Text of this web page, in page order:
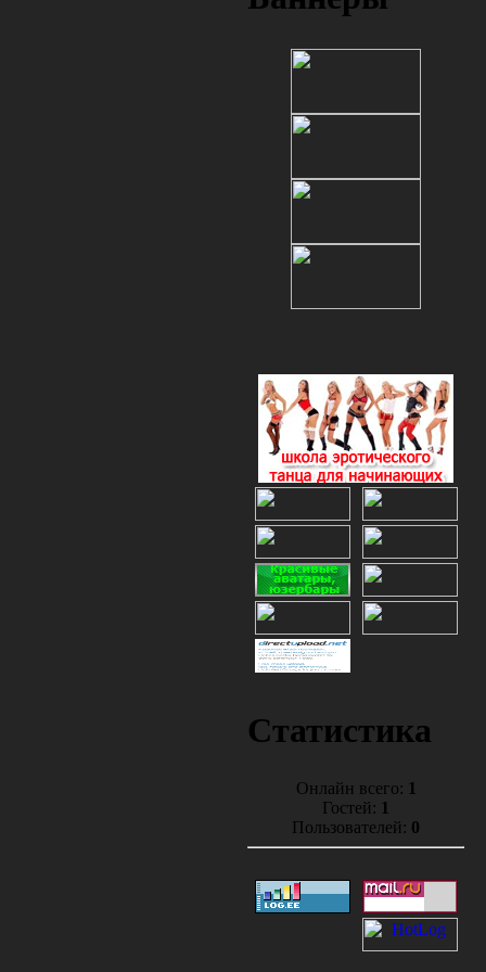
Статистика
Онлайн всего: 1
Гостей: 1
Пользователей: 0